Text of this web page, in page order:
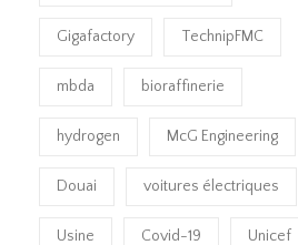
Gigafactory TechnipFMC
mbda bioraffinerie
hydrogen McG Engineering
Douai voitures électriques
Usine Covid-19 Unicef